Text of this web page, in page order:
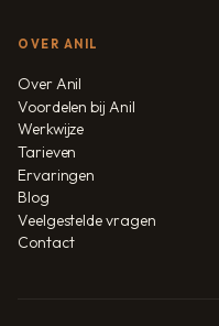
OVER ANIL
Over Anil
Voordelen bij Anil
Werkwijze
Tarieven
Ervaringen
Blog
Veelgestelde vragen
Contact